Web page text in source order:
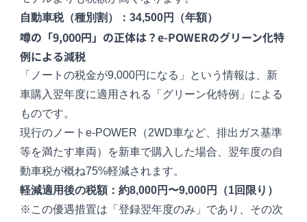
自動車税（種別割）：34,500円（年額）
噂の「9,000円」の正体は？e-POWERのグリーン化特
例による減税
「ノートの税金が9,000円になる」という情報は、新
車購入翌年度に適用される「グリーン化特例」による
ものです。
現行のノートe-POWER（2WD車など、排出ガス基準
等を満たす車両）を新車で購入した場合、翌年度の自
動車税が概ね75%軽減されます。
軽減適用後の税額：約8,000円〜9,000円（1回限り）
※この優遇措置は「登録翌年度のみ」であり、その次